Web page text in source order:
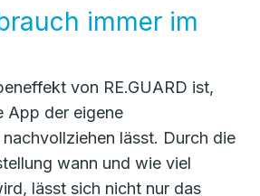
immer im
von RE.GUARD ist,
App der eigene
lässt. Durch die
wann und wie viel
lässt sich nicht nur das